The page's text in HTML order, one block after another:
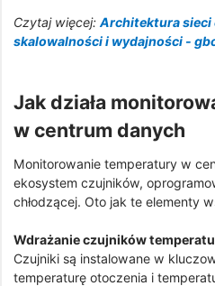
Czytaj więcej: Architektura sieci
skalowalności i wydajności -
Jak działa
w centrum danych
Monitorowanie temperatury w
ekosystem czujników,
chłodzącej. Oto jak te elementy
Wdrażanie czujników
Czujniki są instalowane w
temperaturę otoczenia i